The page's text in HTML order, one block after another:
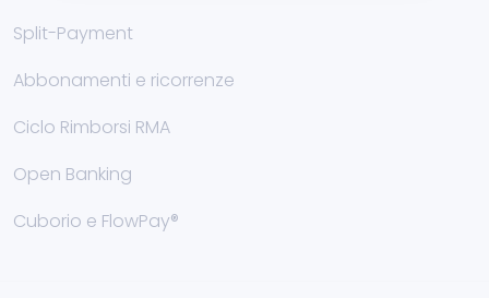
Split-Payment
Abbonamenti e ricorrenze
Ciclo Rimborsi RMA
Open Banking
Cuborio e FlowPay®